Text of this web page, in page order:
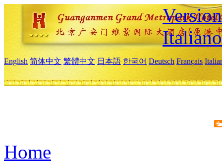
Italiano
English 简体中文 繁體中文 日本語 한국어 Deutsch Français
Home